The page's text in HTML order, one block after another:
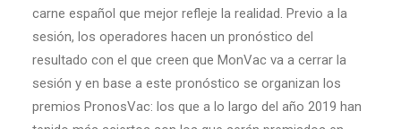
carne español que mejor refleje la realidad. Previo a la
sesión, los operadores hacen un pronóstico del
resultado con el que creen que MonVac va a cerrar la
sesión y en base a este pronóstico se organizan los
premios PronosVac: los que a lo largo del año 2019 han